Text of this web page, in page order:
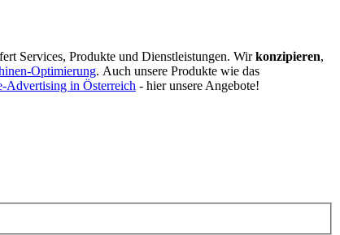
Services, Produkte und Dienstleistungen. Wirkonzipieren,
Optimierung. Auch unsere Produkte wie das
Advertising in Österreich - hier unsere Angebote!